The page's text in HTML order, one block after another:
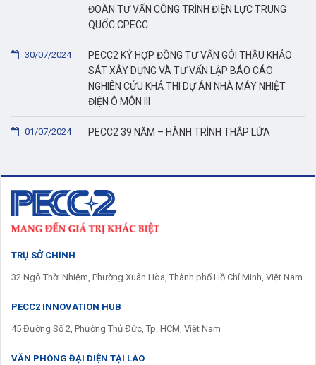
ĐOÀN TƯ VẤN CÔNG TRÌNH ĐIỆN LỰC TRUNG
QUỐC CPECC
PECC2 KÝ HỢP ĐỒNG TƯ VẤN GÓI THẦU KHẢO
SÁT XÂY DỰNG VÀ TƯ VẤN LẬP BÁO CÁO
NGHIÊN CỨU KHẢ THI DỰ ÁN NHÀ MÁY NHIỆT
ĐIỆN Ô MÔN III
30/07/2024
PECC2 39 NĂM – HÀNH TRÌNH THẮP LỬA
01/07/2024
TRỤ SỞ CHÍNH
32 Ngô Thời Nhiệm, Phường Xuân Hòa, Thành phố Hồ Chí Minh, Việt Nam
PECC2 INNOVATION HUB
45 Đường Số 2, Phường Thủ Đức, Tp. HCM, Việt Nam
VĂN PHÒNG ĐẠI DIỆN TẠI LÀO